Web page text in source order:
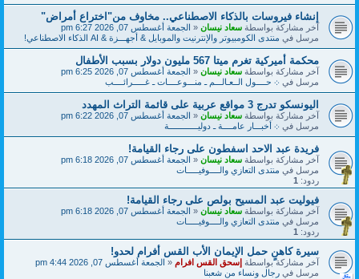
إنشاء فيروسات بالذكاء الاصطناعي.. مخاوف من"اختراع أمراض"
آخر مشاركة بواسطةسعاد نيسان«الجمعة أغسطس 07, 2026 6:27 pm
مرسل فيمنتدى الكومبيوتر والإنترنيت والموبايل & أجهـــزة & AI الذكاء الاصطناعي!
محكمة أميركية تغرم ميتا 567 مليون دولار بسبب الأطفال
آخر مشاركة بواسطةسعاد نيسان«الجمعة أغسطس 07, 2026 6:25 pm
مرسل في܀ حــــول الــعـالـــم ـ منـــوعــــات ـ غـــــرائــــب
اليونسكو تدرج 3 مواقع عربية على قائمة التراث المهدد
آخر مشاركة بواسطةسعاد نيسان«الجمعة أغسطس 07, 2026 6:22 pm
مرسل في܀ أخبـــار عامــــة ـ دوليــــــــــــة
فريدة عبد الاحد اسفطون على رجاء القيامة!
آخر مشاركة بواسطةسعاد نيسان«الجمعة أغسطس 07, 2026 6:18 pm
مرسل فيمنتدى التعازي والــــوفيـــــات
ردود: 1
فيوليت عبد المسيح بولص على رجاء القيامة!
آخر مشاركة بواسطةسعاد نيسان«الجمعة أغسطس 07, 2026 6:18 pm
مرسل فيمنتدى التعازي والــــوفيـــــات
ردود: 1
سيرة كاهنٍ حمل الإيمان الأب القس أفرام لحدو!
آخر مشاركة بواسطةإسحق القس افرام«الجمعة أغسطس 07, 2026 4:44 pm
مرسل فيرجال ونساء من شعبنا